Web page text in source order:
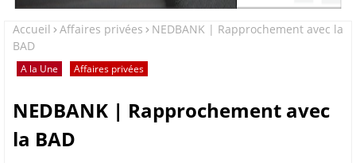
Accueil Affaires privées
NEDBANK | Rapprochement avec la
BAD
A la Une Affaires privées
NEDBANK | Rapprochement avec
la BAD